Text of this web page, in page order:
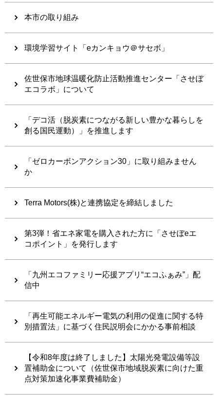
本市の取り組み
環境学習サイト「eカンキョウ＠サセボ」
佐世保市地球温暖化防止活動推進センター「させぼ
エコラボ」について
「デコ活（脱炭素につながる新しい豊かな暮らしを
創る国民運動）」を推進します
「ゼロカーボンアクション30」に取り組みません
か
Terra Motors(株)と連携協定を締結しました
第3弾！省エネ家電を購入された方に「させぼeエ
コポイント」を発行します
「九州エコファミリー応援アプリ“エコふぁみ”」配
信中
「再生可能エネルギー電気の利用の促進に関する特
別措置法」に基づく住民説明会にかかる事前相談
【令和8年度は終了しました】太陽光発電設備等設
置補助金について（佐世保市地域脱炭素に向けた重
点対策加速化事業費補助金）